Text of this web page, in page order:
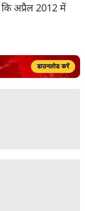
कि अप्रैल 2012 में
डाउनलोड करें